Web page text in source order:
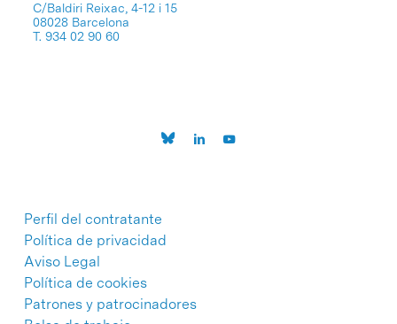
C/Baldiri Reixac, 4-12 i 15
08028 Barcelona
T. 934 02 90 60
Perfil del contratante
Política de privacidad
Aviso Legal
Política de cookies
Patrones y patrocinadores